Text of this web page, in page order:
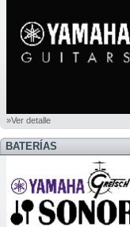
»Ver detalle
BATERÍAS